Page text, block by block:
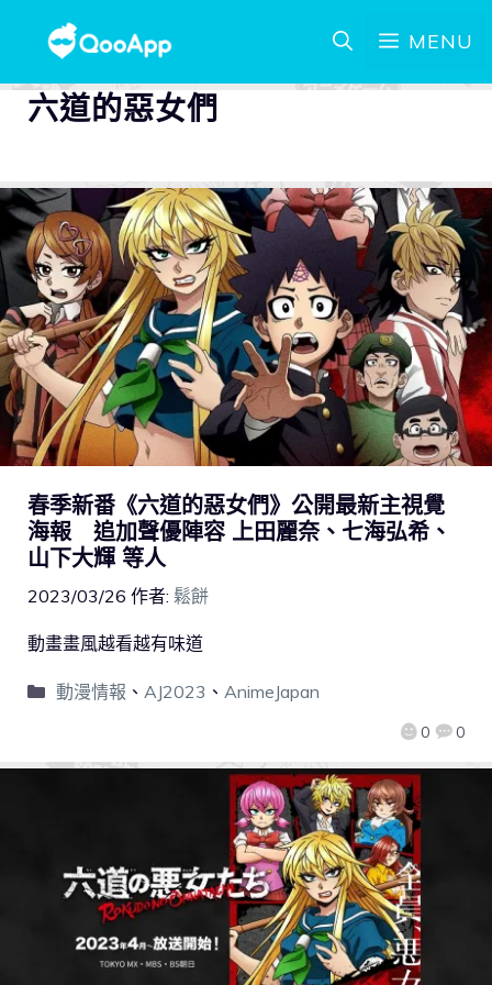
MENU
六道的惡女們
春季新番《六道的惡女們》公開最新主視覺
海報 追加聲優陣容 上田麗奈、七海弘希、
山下大輝 等人
2023/03/26 作者: 鬆餅
0 0
動畫畫風越看越有味道
動漫情報 、 AJ2023 、 AnimeJapan